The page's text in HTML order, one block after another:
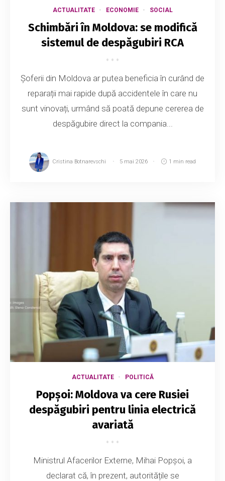
ACTUALITATE ECONOMIE SOCIAL
Schimbări în Moldova: se modifică
sistemul de despăgubiri RCA
Șoferii din Moldova ar putea beneficia în curând de
reparații mai rapide după accidentele în care nu
sunt vinovați, urmând să poată depune cererea de
despăgubire direct la compania...
Cristina Botnarevschi 5 mai 2026 1 min read
ACTUALITATE POLITICĂ
Popșoi: Moldova va cere Rusiei
despăgubiri pentru linia electrică
avariată
Ministrul Afacerilor Externe, Mihai Popșoi, a
declarat că, în prezent, autoritățile se